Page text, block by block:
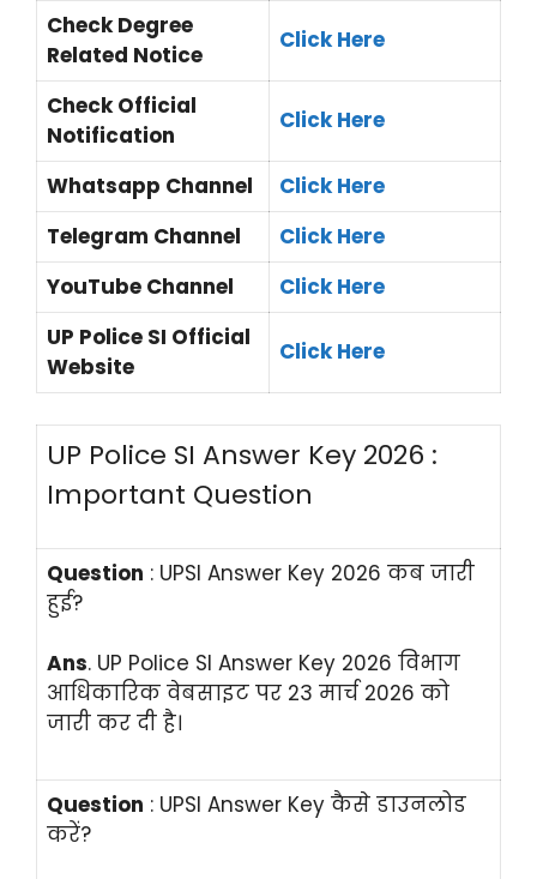
Check Degree
Related Notice
Click Here
Check Official
Notification
Click Here
Whatsapp Channel
Click Here
Telegram Channel
Click Here
YouTube Channel
Click Here
UP Police SI Official
Website
Click Here
UP Police SI Answer Key 2026 :
Important Question
Question : UPSI Answer Key 2026 कब जारी
हुई?
Ans. UP Police SI Answer Key 2026 विभाग
आधिकारिक वेबसाइट पर 23 मार्च 2026 को
जारी कर दी है।
Question : UPSI Answer Key कैसे डाउनलोड
करें?